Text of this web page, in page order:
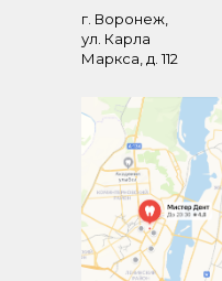
г. Воронеж,
ул. Карла
Маркса, д. 112